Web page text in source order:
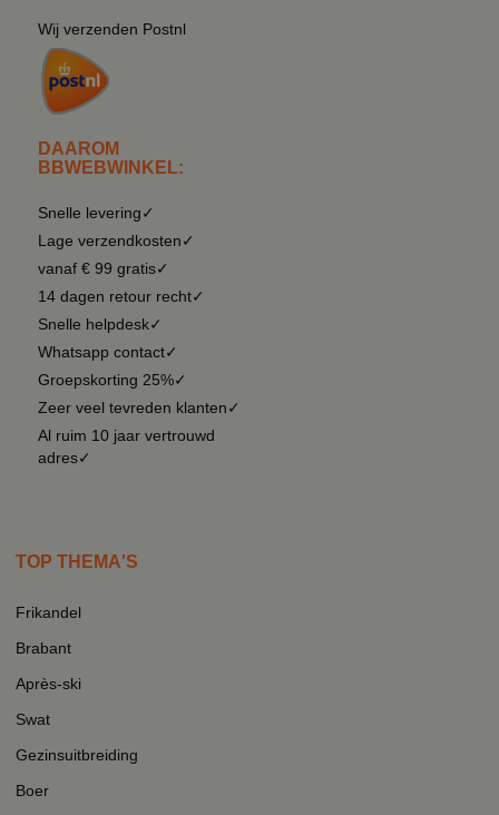
Wij verzenden Postnl
DAAROM
BBWEBWINKEL:
Snelle levering✓
Lage verzendkosten✓
vanaf € 99 gratis✓
14 dagen retour recht✓
Snelle helpdesk✓
Whatsapp contact✓
Groepskorting 25%✓
Zeer veel tevreden klanten✓
Al ruim 10 jaar vertrouwd
adres✓
TOP THEMA'S
Frikandel
Brabant
Après-ski
Swat
Gezinsuitbreiding
Boer